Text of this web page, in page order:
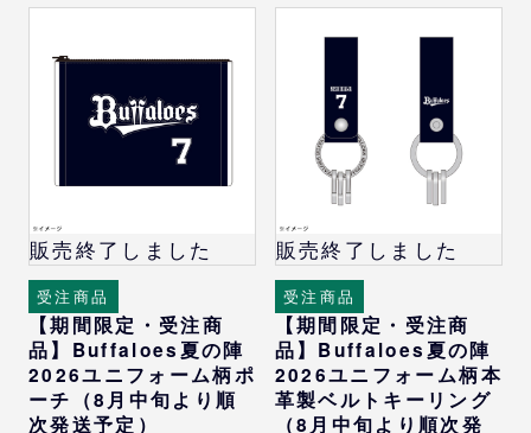
販売終了しました
受注商品
【期間限定・受注商
品】Buffaloes夏の陣
2026ユニフォーム柄ポ
ーチ（8月中旬より順
次発送予定）
販売終了しました
受注商品
【期間限定・受注商
品】Buffaloes夏の陣
2026ユニフォーム柄本
革製ベルトキーリング
（8月中旬より順次発